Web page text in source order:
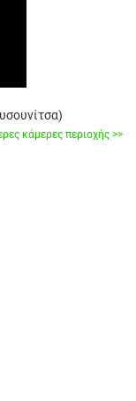
κάμερες περιοχής >>